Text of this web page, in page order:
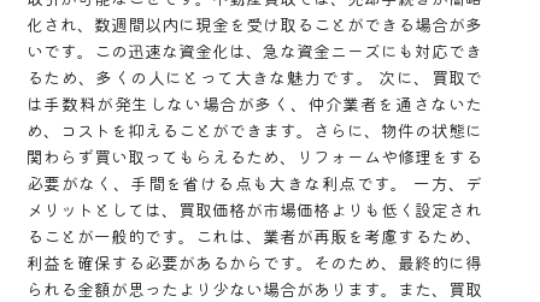
化され、数週間以内に現金を受け取ることができる場合が多
いです。この迅速な資金化は、急な資金ニーズにも対応でき
るため、多くの人にとって大きな魅力です。 次に、買取で
は手数料が発生しない場合が多く、仲介業者を通さないた
め、コストを抑えることができます。さらに、物件の状態に
関わらず買い取ってもらえるため、リフォームや修理をする
必要がなく、手間を省ける点も大きな利点です。 一方、デ
メリットとしては、買取価格が市場価格よりも低く設定され
ることが一般的です。これは、業者が再販を考慮するため、
利益を確保する必要があるからです。そのため、最終的に得
られる金額が思ったより少ない場合があります。また、買取